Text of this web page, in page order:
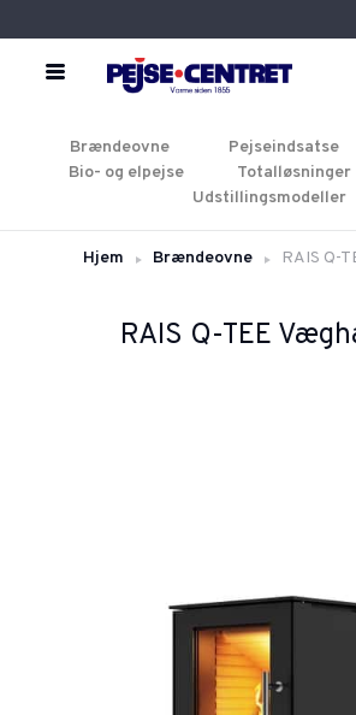
Brændeovne Pejseindsatse
Bio- og elpejse
Totalløsninger
Udstillingsmodeller
Hjem Brændeovne RAIS Q-
RAIS Q-TEE